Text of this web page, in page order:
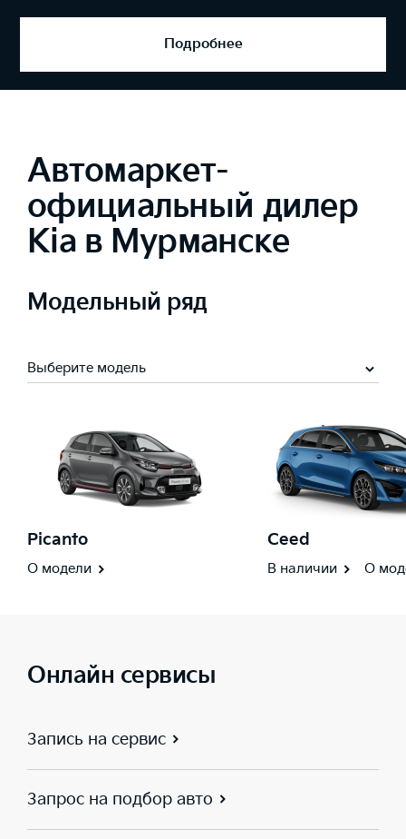
Подробнее
Автомаркет-
официальный дилер
Kia в Мурманске
Модельный ряд
Выберите модель
Picanto
О модели
Ceed
В наличии О
Онлайн сервисы
Запись на сервис
Запрос на подбор авто